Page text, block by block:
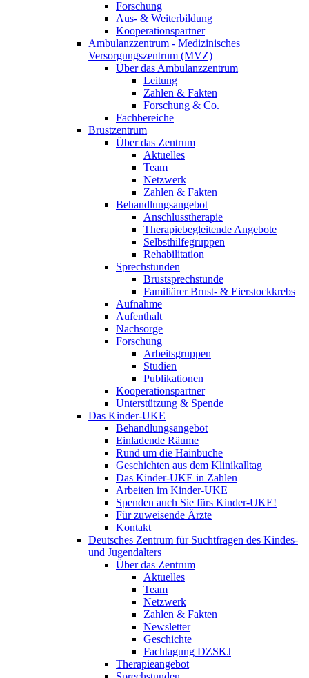
Forschung
Aus- & Weiterbildung
Kooperationspartner
Ambulanzzentrum - Medizinisches
Versorgungszentrum (MVZ)
Über das Ambulanzzentrum
Leitung
Zahlen & Fakten
Forschung & Co.
Fachbereiche
Brustzentrum
Über das Zentrum
Aktuelles
Team
Netzwerk
Zahlen & Fakten
Behandlungsangebot
Anschlusstherapie
Therapiebegleitende Angebote
Selbsthilfegruppen
Rehabilitation
Sprechstunden
Brustsprechstunde
Familiärer Brust- & Eierstockkrebs
Aufnahme
Aufenthalt
Nachsorge
Forschung
Arbeitsgruppen
Studien
Publikationen
Kooperationspartner
Unterstützung & Spende
Das Kinder-UKE
Behandlungsangebot
Einladende Räume
Rund um die Hainbuche
Geschichten aus dem Klinikalltag
Das Kinder-UKE in Zahlen
Arbeiten im Kinder-UKE
Spenden auch Sie fürs Kinder-UKE!
Für zuweisende Ärzte
Kontakt
Deutsches Zentrum für Suchtfragen des Kindes-
und Jugendalters
Über das Zentrum
Aktuelles
Team
Netzwerk
Zahlen & Fakten
Newsletter
Geschichte
Fachtagung DZSKJ
Therapieangebot